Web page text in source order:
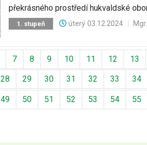
překrásného prostředí hukvaldské
1. stupeň úterý 03.12.2024
7 8 9 10 11 12 13
28 29 30 31 32 33 34
49 50 51 52 53 54 55